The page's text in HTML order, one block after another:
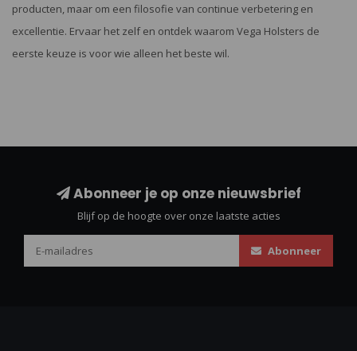
producten, maar om een filosofie van continue verbetering en
excellentie. Ervaar het zelf en ontdek waarom Vega Holsters de
eerste keuze is voor wie alleen het beste wil.
Abonneer je op onze nieuwsbrief
Blijf op de hoogte over onze laatste acties
Abonneer